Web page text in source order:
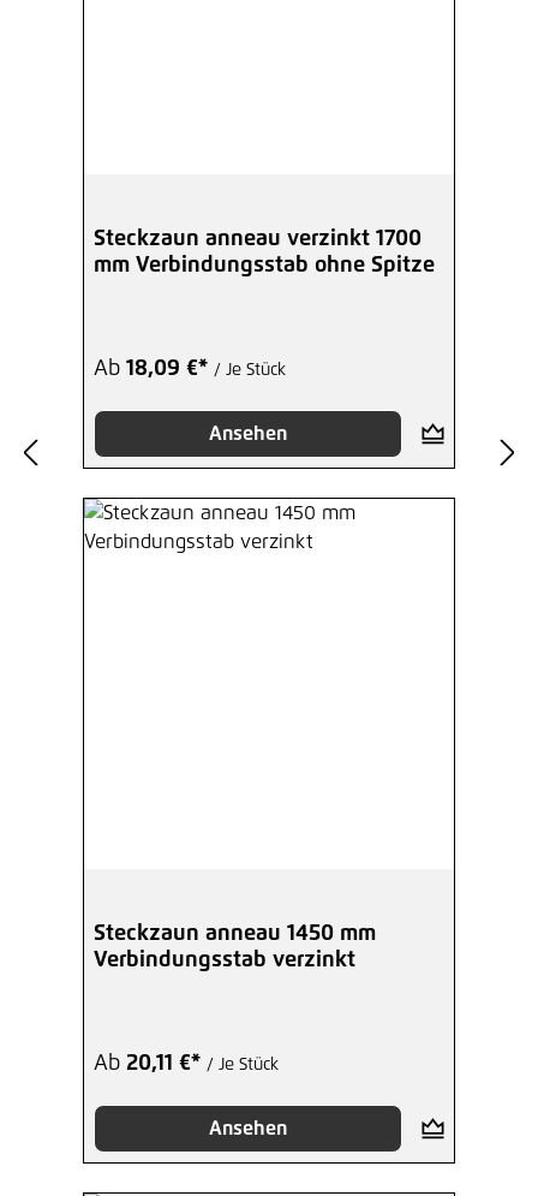
Steckzaun anneau verzinkt 1700
mm Verbindungsstab ohne Spitze
Ab 18,09 €* / Je Stück
Ansehen
Steckzaun anneau 1450 mm
Verbindungsstab verzinkt
Ab 20,11 €* / Je Stück
Ansehen